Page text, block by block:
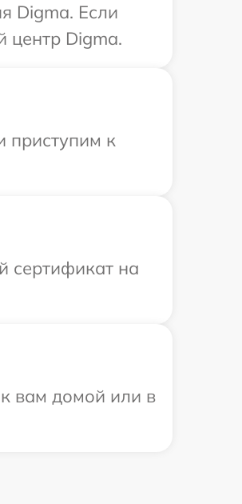
Digma. Если
центр Digma.
приступим к
сертификат на
вам домой или в